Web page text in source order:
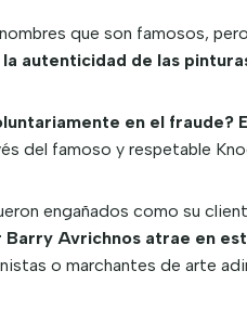
que son famosos, pero
autenticidad de las
en el
del famoso y respetable
engañados como su
Avrichnos atrae en
o marchantes de arte